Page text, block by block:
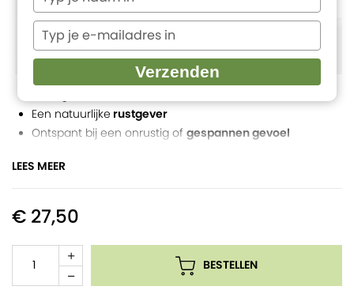
Een natuurlijke rustgever
Ontspant bij een onrustig of gespannen gevoel
100% natuurlijk en zuiver
LEES MEER
€ 27,50
BESTELLEN
je
naam
Typ
je
e-
mailadres
Verzenden